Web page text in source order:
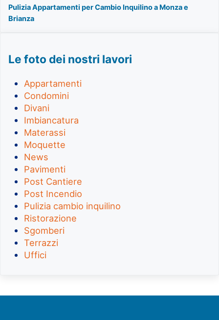
Pulizia Appartamenti per Cambio Inquilino a Monza e
Brianza
Le foto dei nostri lavori
Appartamenti
Condomini
Divani
Imbiancatura
Materassi
Moquette
News
Pavimenti
Post Cantiere
Post Incendio
Pulizia cambio inquilino
Ristorazione
Sgomberi
Terrazzi
Uffici